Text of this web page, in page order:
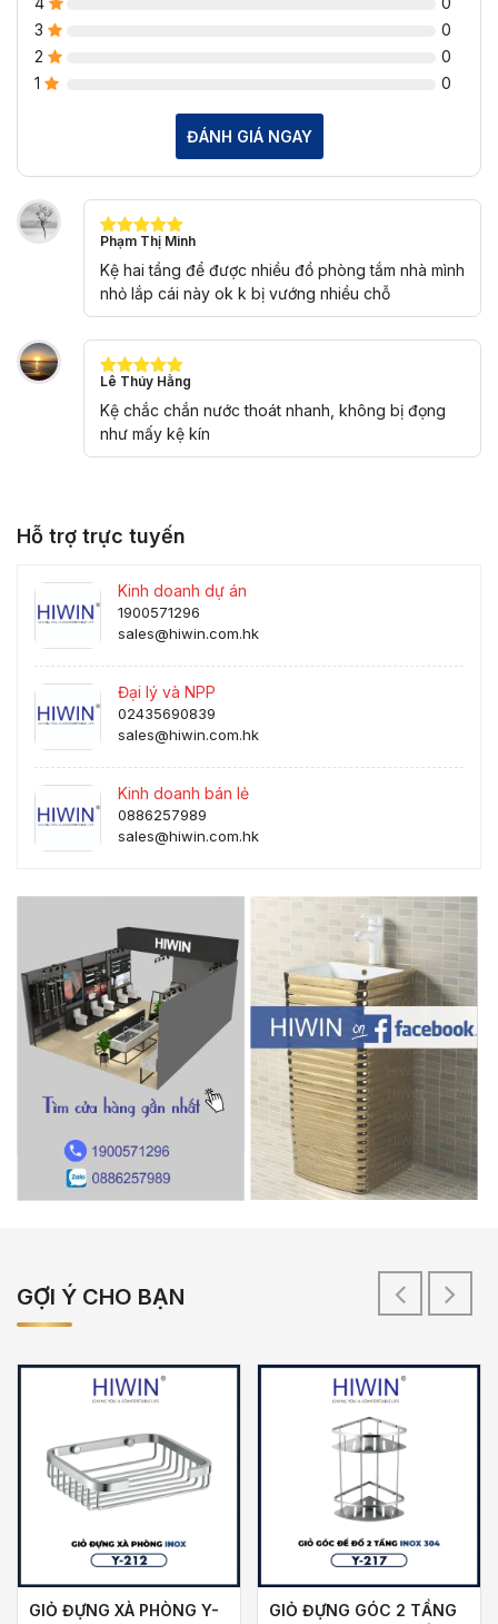
3
0
2
0
1
0
ĐÁNH GIÁ NGAY
Được xếp
hạng
5 5
sao
Phạm Thị Minh
Kệ hai tầng để được nhiều đồ phòng tắm nhà mình
nhỏ lắp cái này ok k bị vướng nhiều chỗ
Được xếp
hạng 55
sao
Lê Thúy Hằng
Kệ chắc chắn nước thoát nhanh, không bị đọng
như mấy kệ kín
Hỗ trợ trực tuyến
Kinh doanh dự án
1900571296
sales@hiwin.com.hk
Đại lý và NPP
02435690839
sales@hiwin.com.hk
Kinh doanh bán lẻ
0886257989
sales@hiwin.com.hk
GỢI Ý CHO BẠN
GIỎ ĐỰNG XÀ PHÒNG Y-
GIỎ ĐỰNG GÓC 2 TẦNG